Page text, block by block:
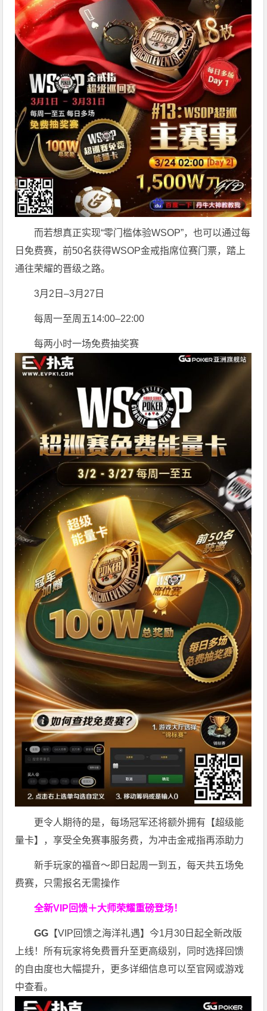
而若想真正实现“零门槛体验WSOP”，也可以通过每
日免费赛，前50名获得WSOP金戒指席位赛门票，踏上
通往荣耀的晋级之路。
3月2日–3月27日
每周一至周五14:00–22:00
每两小时一场免费抽奖赛
更令人期待的是，每场冠军还将额外拥有【超级能
量卡】，享受全免赛事服务费，为冲击金戒指再添助力
新手玩家的福音～即日起周一到五，每天共五场免
费赛，只需报名无需操作
全新VIP回馈＋大师荣耀重磅登场！
GG 【VIP回馈之海洋礼遇】今1月30日起全新改版
上线！所有玩家将免费晋升至更高级别，同时选择回馈
的自由度也大幅提升，更多详细信息可以至官网或游戏
中查看。